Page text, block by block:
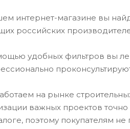
интернет-магазине вы
российских
удобных фильтров вы
на рынке
важных проектов
поэтому покупателям